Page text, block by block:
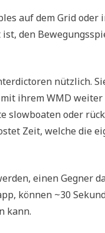
auf dem Grid
den
nützlich.
ihrem WMD weiter
slowboaten oder
Zeit, welche die
einen Gegner
können ~30
kann.